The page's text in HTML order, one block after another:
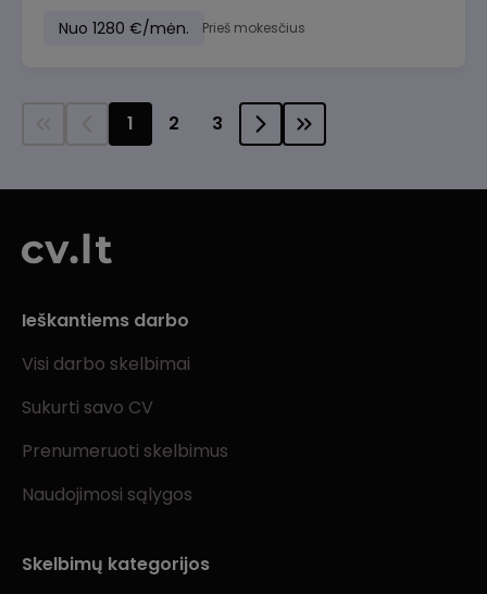
Nuo 1280 €/mėn. Prieš mokesčius
1 2 3
Ieškantiems darbo
Visi darbo skelbimai
Sukurti savo CV
Prenumeruoti skelbimus
Naudojimosi sąlygos
Skelbimų kategorijos